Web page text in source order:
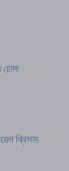
চোদা
থ্রিসাম